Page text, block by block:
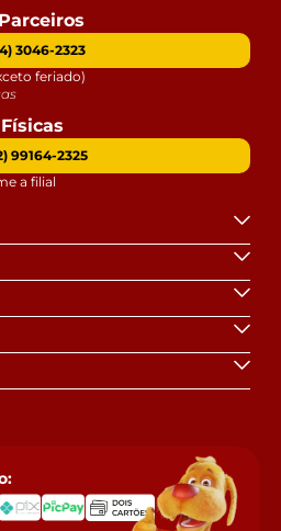
3046-2323
feriado)
99164-2325
a filial